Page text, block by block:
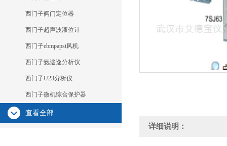
西门子阀门定位器
西门子超声波液位计
西门子ebmpapst风机
西门子氨逃逸分析仪
西门子U23分析仪
西门子微机综合保护器
查看全部
详细说明：